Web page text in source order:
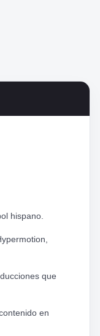
hispano.
que
en